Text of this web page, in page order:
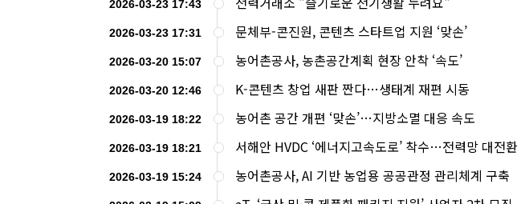
2026-03-23 17:43
2026-03-23 17:31 문체부-콘진원, 콘텐츠 스타트업 지원 ‘맞손’
2026-03-20 15:07 농어촌공사, 농촌공간계획 현장 안착 ‘속도’
2026-03-20 12:46 K-콘텐츠 창업 새판 짠다…생태계 재편 시동
2026-03-19 18:22 농어촌 공간 개편 ‘맞손’…지방소멸 대응 속도
2026-03-19 18:21 서해안 HVDC ‘에너지고속도로’ 착수…전력망 대전환
2026-03-19 15:24 농어촌공사, AI 기반 농업용 공공관정 관리체계 구축